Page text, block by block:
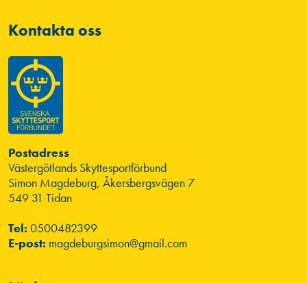
Kontakta oss
Postadress
Västergötlands Skyttesportförbund
Simon Magdeburg, Åkersbergsvägen 7
549 31 Tidan
Tel: 0500482399
E-post: magdeburgsimon@gmail.com